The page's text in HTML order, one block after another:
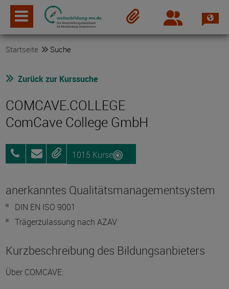
Login
Startseite Suche
Zurück zur Kurssuche
COMCAVE.COLLEGE
ComCave College GmbH
0800
25072012
AnfragenMerken1015 Kurse
anerkanntes Qualitätsmanagementsystem
DIN EN ISO 9001
Trägerzulassung nach AZAV
Kurzbeschreibung des Bildungsanbieters
Über COMCAVE: